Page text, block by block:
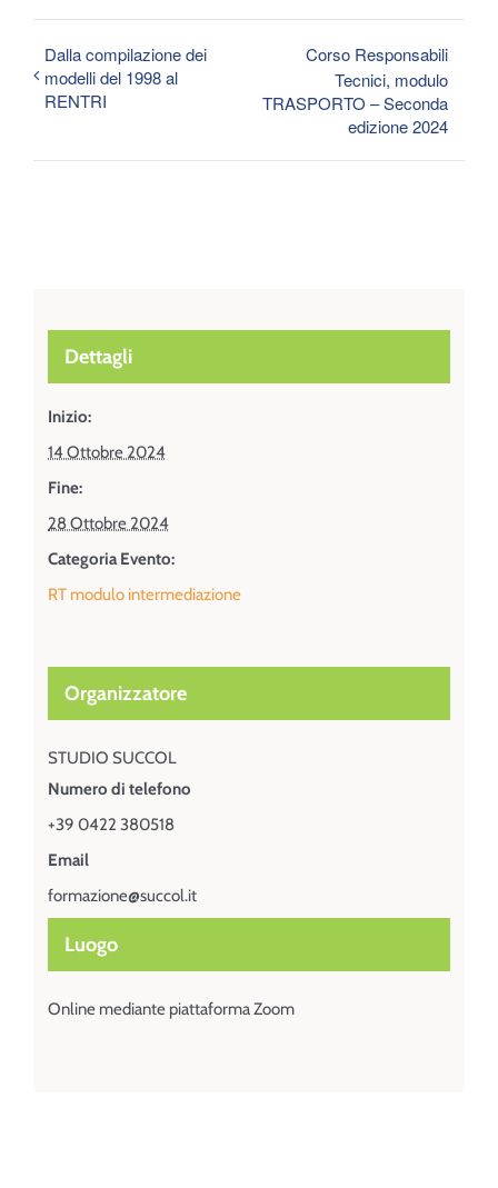
Dalla compilazione dei
modelli del 1998 al
RENTRI
Corso Responsabili
Tecnici, modulo
TRASPORTO – Seconda
edizione 2024
Dettagli
Inizio:
14 Ottobre 2024
Fine:
28 Ottobre 2024
Categoria Evento:
RT modulo intermediazione
Luogo
Online mediante piattaforma Zoom
Organizzatore
STUDIO SUCCOL
Numero di telefono
+39 0422 380518
Email
formazione@succol.it